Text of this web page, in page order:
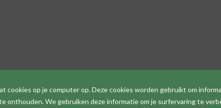
cookies op je computer op. Deze cookies worden gebruikt om
onthouden. We gebruiken deze informatie om je surfervaring te